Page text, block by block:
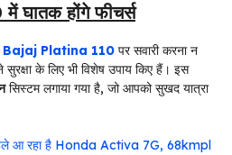
होंगे फीचर्स
Bajaj Platina 110 पर सवारी करना न
के लिए भी विशेष उपाय किए हैं। इस
सिस्टम लगाया गया है, जो आपको सुखद यात्रा
आ रहा है Honda Activa 7G, 68kmpl